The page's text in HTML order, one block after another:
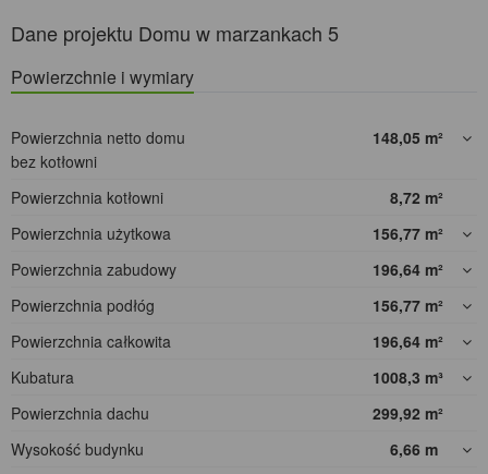
Dane projektu Domu w marzankach 5
Powierzchnie i wymiary
Powierzchnia netto domu
bez kotłowni
148,05 m²
Powierzchnia kotłowni 8,72 m²
Powierzchnia użytkowa
156,77 m²
Powierzchnia zabudowy
196,64 m²
Powierzchnia podłóg
156,77 m²
Powierzchnia całkowita
196,64 m²
Kubatura
1008,3 m³
Powierzchnia dachu
299,92 m²
Wysokość budynku
6,66 m